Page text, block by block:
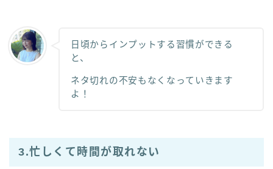
日頃からインプットする習慣ができる
と、
ネタ切れの不安もなくなっていきます
よ！
3.忙しくて時間が取れない